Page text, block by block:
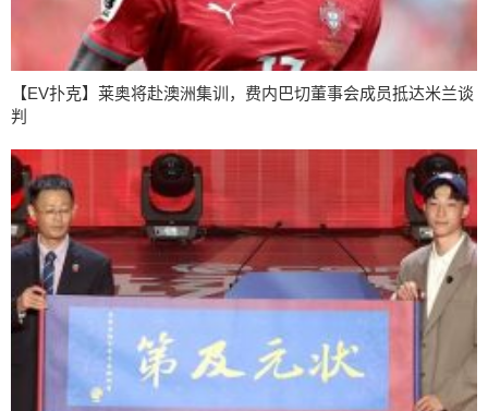
【EV扑克】莱奥将赴澳洲集训，费内巴切董事会成员抵达米兰谈
判